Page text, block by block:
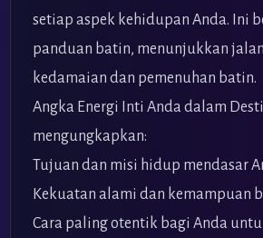
setiap aspek kehidupan Anda. Ini
panduan batin, menunjukkan
kedamaian dan pemenuhan batin.
Angka Energi Inti Anda dalam
mengungkapkan:
Tujuan dan misi hidup mendasar
Kekuatan alami dan kemampuan
Cara paling otentik bagi Anda